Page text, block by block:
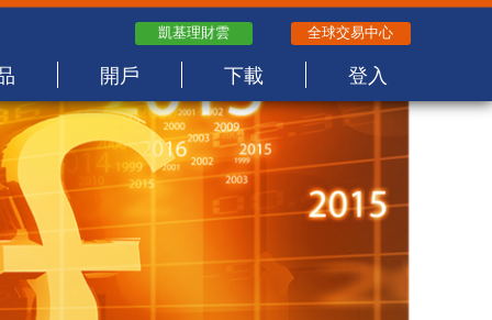
凱基理財雲 全球交易中心
開戶 下載 登入